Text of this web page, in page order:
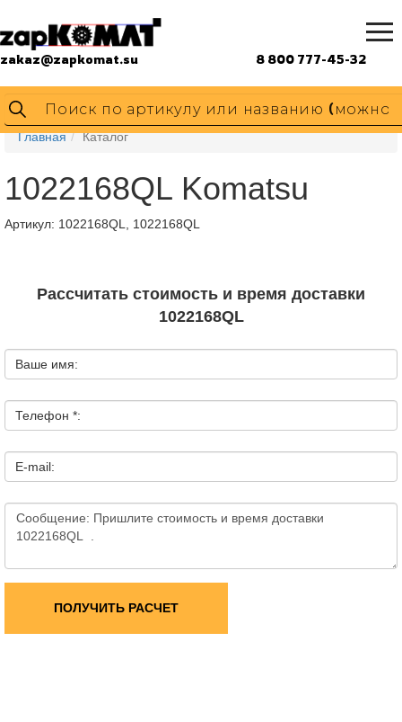
zakaz@zapkomat.su 8 800 777-45-32
Главная Каталог
1022168QL Komatsu
Артикул: 1022168QL, 1022168QL
Рассчитать стоимость и время доставки
1022168QL
Ваше имя:
Телефон *:
E-mail:
ПОЛУЧИТЬ РАСЧЕТ